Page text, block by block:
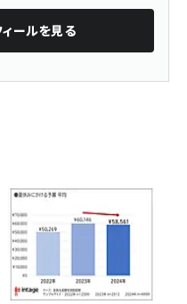
ールを見る